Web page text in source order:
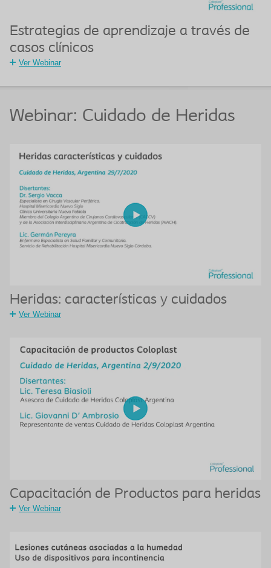
Estrategias de aprendizaje a través de
casos clínicos
Ver Webinar
Webinar: Cuidado de Heridas
Heridas: características y cuidados
Ver Webinar
Capacitación de Productos para heridas
Ver Webinar